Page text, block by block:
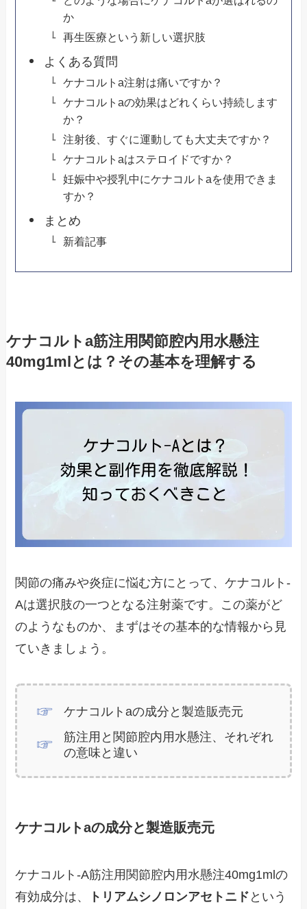
か
再生医療という新しい選択肢
よくある質問
ケナコルトa注射は痛いですか？
ケナコルトaの効果はどれくらい持続します
か？
注射後、すぐに運動しても大丈夫ですか？
ケナコルトaはステロイドですか？
妊娠中や授乳中にケナコルトaを使用できま
すか？
まとめ
新着記事
ケナコルトa筋注用関節腔内用水懸注
40mg1mlとは？その基本を理解する
関節の痛みや炎症に悩む方にとって、ケナコルト-
Aは選択肢の一つとなる注射薬です。この薬がど
のようなものか、まずはその基本的な情報から見
ていきましょう。
ケナコルトaの成分と製造販売元
筋注用と関節腔内用水懸注、それぞれ
の意味と違い
ケナコルトaの成分と製造販売元
ケナコルト-A筋注用関節腔内用水懸注40mg1mlの
有効成分は、
トリアムシノロンアセトニド という